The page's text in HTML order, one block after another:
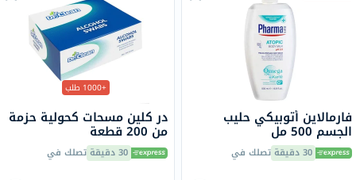
فارمالاين أتوبيكي حليب
الجسم 500 مل
30 دقيقة تصلك في
+1000 طلب
در كلين مسحات كحولية حزمة
من 200 قطعة
30 دقيقة تصلك في